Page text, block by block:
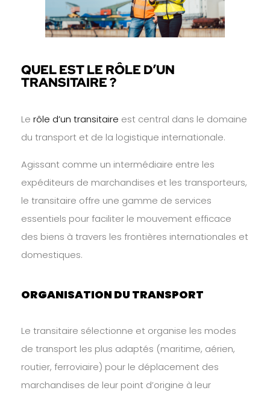
QUEL EST LE RÔLE D’UN
TRANSITAIRE ?
Le rôle d’un transitaire est central dans le domaine
du transport et de la logistique internationale.
Agissant comme un intermédiaire entre les
expéditeurs de marchandises et les transporteurs,
le transitaire offre une gamme de services
essentiels pour faciliter le mouvement efficace
des biens à travers les frontières internationales et
domestiques.
ORGANISATION DU TRANSPORT
Le transitaire sélectionne et organise les modes
de transport les plus adaptés (maritime, aérien,
routier, ferroviaire) pour le déplacement des
marchandises de leur point d’origine à leur